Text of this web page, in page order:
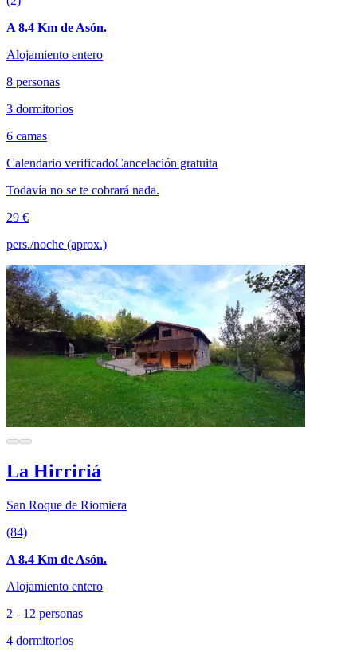
A 8.4 Km de Asón.
Alojamiento entero
8 personas
3 dormitorios
6 camas
Calendario verificadoCancelación gratuita
Todavía no se te cobrará nada.
29 €
pers./noche (aprox.)
La Hirririá
San Roque de Riomiera
(84)
A 8.4 Km de Asón.
Alojamiento entero
2 - 12 personas
4 dormitorios